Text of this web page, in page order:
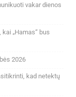
vakar dienos
„Hamas“ bus
2026
kad netektų